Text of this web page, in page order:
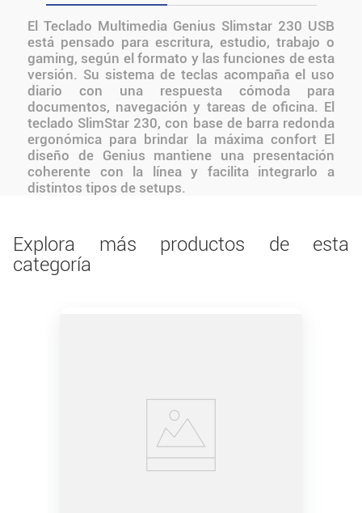
El Teclado Multimedia Genius Slimstar 230 USB
está pensado para escritura, estudio, trabajo o
gaming, según el formato y las funciones de esta
versión. Su sistema de teclas acompaña el uso
diario con una respuesta cómoda para
documentos, navegación y tareas de oficina. El
teclado SlimStar 230, con base de barra redonda
ergonómica para brindar la máxima confort El
diseño de Genius mantiene una presentación
coherente con la línea y facilita integrarlo a
distintos tipos de setups.
Explora más productos de esta
categoría